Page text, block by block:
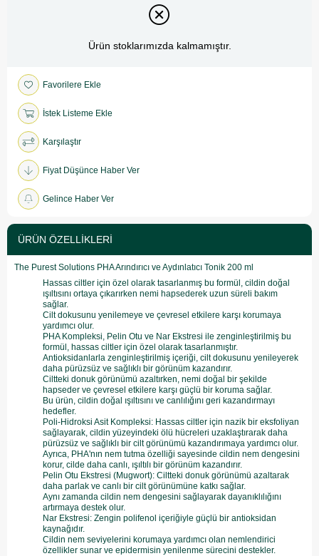
Ürün stoklarımızda kalmamıştır.
Favorilere Ekle
İstek Listeme Ekle
Karşılaştır
Fiyat Düşünce Haber Ver
Gelince Haber Ver
ÜRÜN ÖZELLIKLERI
The Purest Solutions PHA Arındırıcı ve Aydınlatıcı Tonik 200 ml
Hassas ciltler için özel olarak tasarlanmış bu formül, cildin doğal
ışıltısını ortaya çıkarırken nemi hapsederek uzun süreli bakım
sağlar.
Cilt dokusunu yenilemeye ve çevresel etkilere karşı korumaya
yardımcı olur.
PHA Kompleksi, Pelin Otu ve Nar Ekstresi ile zenginleştirilmiş bu
formül, hassas ciltler için özel olarak tasarlanmıştır.
Antioksidanlarla zenginleştirilmiş içeriği, cilt dokusunu yenileyerek
daha pürüzsüz ve sağlıklı bir görünüm kazandırır.
Ciltteki donuk görünümü azaltırken, nemi doğal bir şekilde
hapseder ve çevresel etkilere karşı güçlü bir koruma sağlar.
Bu ürün, cildin doğal ışıltısını ve canlılığını geri kazandırmayı
hedefler.
Poli-Hidroksi Asit Kompleksi: Hassas ciltler için nazik bir eksfoliyan
sağlayarak, cildin yüzeyindeki ölü hücreleri uzaklaştırarak daha
pürüzsüz ve sağlıklı bir cilt görünümü kazandırımaya yardımcı olur.
Ayrıca, PHA'nın nem tutma özelliği sayesinde cildin nem dengesini
korur, cilde daha canlı, ışıltılı bir görünüm kazandırır.
Pelin Otu Ekstresi (Mugwort): Ciltteki donuk görünümü azaltarak
daha parlak ve canlı bir cilt görünümüne katkı sağlar.
Aynı zamanda cildin nem dengesini sağlayarak dayanıklılığını
artırmaya destek olur.
Nar Ekstresi: Zengin polifenol içeriğiyle güçlü bir antioksidan
kaynağıdır.
Cildin nem seviyelerini korumaya yardımcı olan nemlendirici
özellikler sunar ve epidermisin yenilenme sürecini destekler.